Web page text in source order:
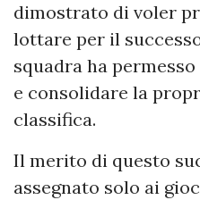
dimostrato di voler
lottare per il
squadra ha
e consolidare la
classifica.
Il merito di questo
assegnato solo ai